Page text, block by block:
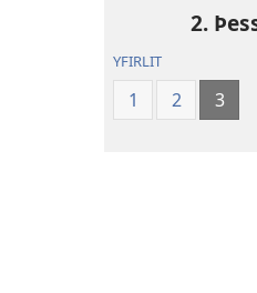
2.
YFIRLIT
1 2 3